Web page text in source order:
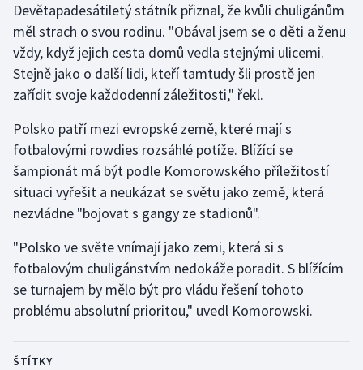
Golf
Gymnastika
Házená
Jezdectví
Judo
Krasobruslení
Lezení
Lyže a snowboard
Motorsport
Devětapadesátiletý státník přiznal, že kvůli chuligánům
měl strach o svou rodinu. "Obával jsem se o děti a ženu
vždy, když jejich cesta domů vedla stejnými ulicemi.
Stejně jako o další lidi, kteří tamtudy šli prostě jen
zařídit svoje každodenní záležitosti," řekl.
Polsko patří mezi evropské země, které mají s
fotbalovými rowdies rozsáhlé potíže. Blížící se
šampionát má být podle Komorowského příležitostí
situaci vyřešit a neukázat se světu jako země, která
nezvládne "bojovat s gangy ze stadionů".
"Polsko ve světe vnímají jako zemi, která si s
fotbalovým chuligánstvím nedokáže poradit. S blížícím
se turnajem by mělo být pro vládu řešení tohoto
problému absolutní prioritou," uvedl Komorowski.
ŠTÍTKY